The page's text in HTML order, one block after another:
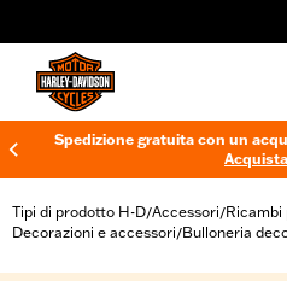
Spedizione gratuita con un
Tipi di prodotto H-D/Accessori/
Decorazioni e accessori/Bulloneria